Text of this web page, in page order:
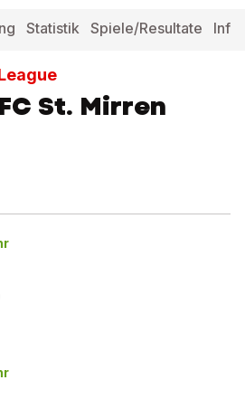
Statistik Spiele/Resultate
St. Mirren